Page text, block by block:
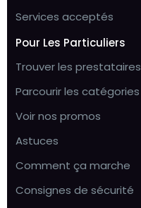
Services acceptés
Pour Les Particuliers
Trouver les prestataires
Parcourir les catégories
Voir nos promos
Astuces
Comment ça marche
Consignes de sécurité